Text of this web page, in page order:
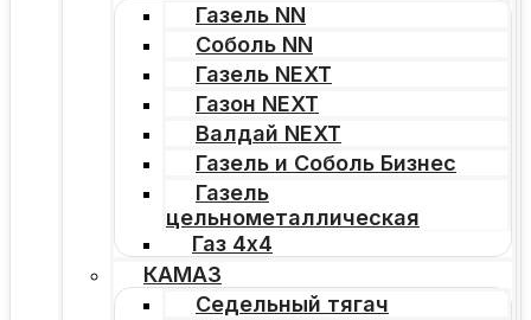
Газель NN
Соболь NN
Газель NEXT
Газон NEXT
Валдай NEXT
Газель и Соболь Бизнес
Газель
цельнометаллическая
Газ 4х4
КАМАЗ
Седельный тягач